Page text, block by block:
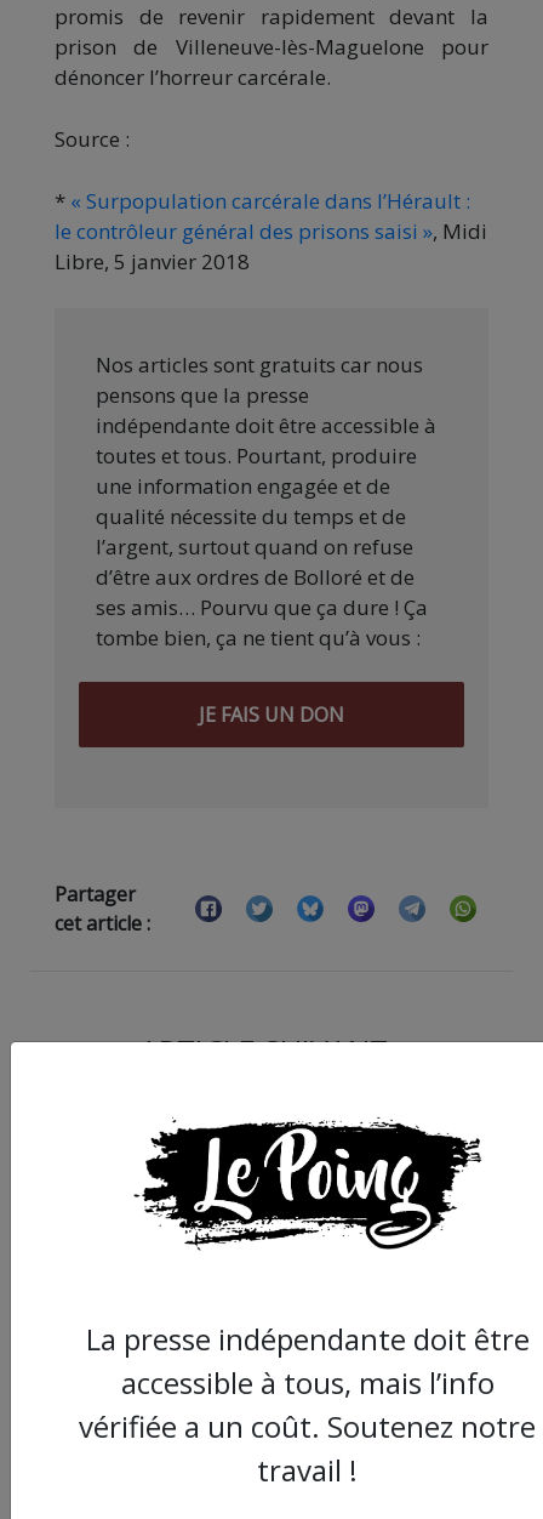
promis de revenir rapidement devant la
prison de Villeneuve-lès-Maguelone pour
dénoncer l’horreur carcérale.
Source :
* « Surpopulation carcérale dans l’Hérault :
le contrôleur général des prisons saisi », Midi
Libre, 5 janvier 2018
Nos articles sont gratuits car nous
pensons que la presse
indépendante doit être accessible à
toutes et tous. Pourtant, produire
une information engagée et de
qualité nécessite du temps et de
l’argent, surtout quand on refuse
d’être aux ordres de Bolloré et de
ses amis… Pourvu que ça dure ! Ça
tombe bien, ça ne tient qu’à vous :
JE FAIS UN DON
Partager
cet article :
ARTICLE SUIVANT :
Le président Gilli
demande aux
et aux personnels de
faculté Paul-Valéry
La presse indépendante doit être
accessible à tous, mais l’info
vérifiée a un coût. Soutenez notre
travail !